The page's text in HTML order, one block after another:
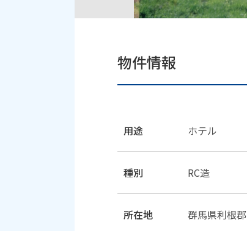
物件情報
用途 ホテル
種別 RC造
所在地 群馬県利根郡